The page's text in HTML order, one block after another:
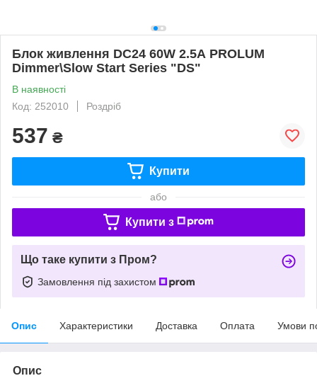
Блок живлення DC24 60W 2.5А PROLUM
Dimmer\Slow Start Series "DS"
В наявності
Код: 252010
Роздріб
537 ₴
Купити
або
Купити з
Що таке купити з Пром?
Замовлення під захистом
Опис Характеристики Доставка Оплата Умови
Опис